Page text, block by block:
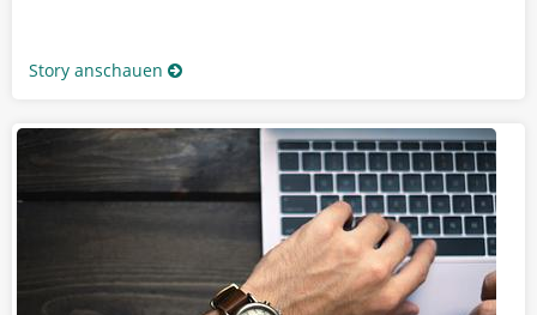
Story anschauen